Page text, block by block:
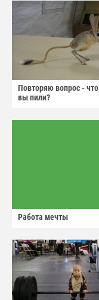
Повторяю вопрос - что
вы пили?
Работа мечты